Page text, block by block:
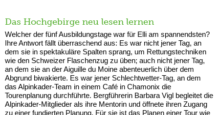
Das Hochgebirge neu lesen lernen
Welcher der fünf Ausbildungstage war für Elli am spannendsten?
Ihre Antwort fällt überraschend aus: Es war nicht jener Tag, an
dem sie in spektakuläre Spalten sprang, um Rettungstechniken
wie den Schweizer Flaschenzug zu üben; auch nicht jener Tag,
an dem sie an der Aiguille du Moine abenteuerlich über dem
Abgrund biwakierte. Es war jener Schlechtwetter-Tag, an dem
das Alpinkader-Team in einem Café in Chamonix die
Tourenplanung durchführte. Bergführerin Barbara Vigl begleitet die
Alpinkader-Mitglieder als ihre Mentorin und öffnete ihren Zugang
zu einer fundierten Planung. Für sie ist das Planen einer Tour wie